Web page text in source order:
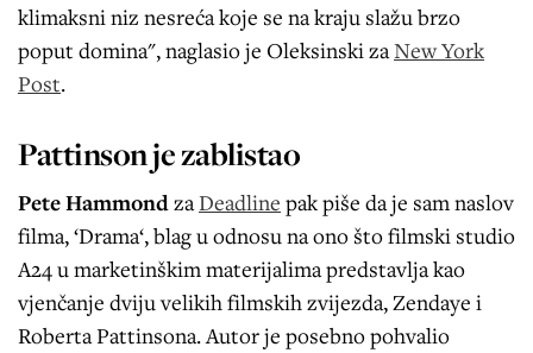
klimaksni niz nesreća koje se na kraju slažu brzo
poput domina", naglasio je Oleksinski zaNew York
Post.
Pattinson je zablistao
Pete HammondzaDeadline pak piše da je sam naslov
filma, ‘Drama‘, blag u odnosu na ono što filmski studio
A24 u marketinškim materijalima predstavlja kao
vjenčanje dviju velikih filmskih zvijezda, Zendaye i
Roberta Pattinsona. Autor je posebno pohvalio